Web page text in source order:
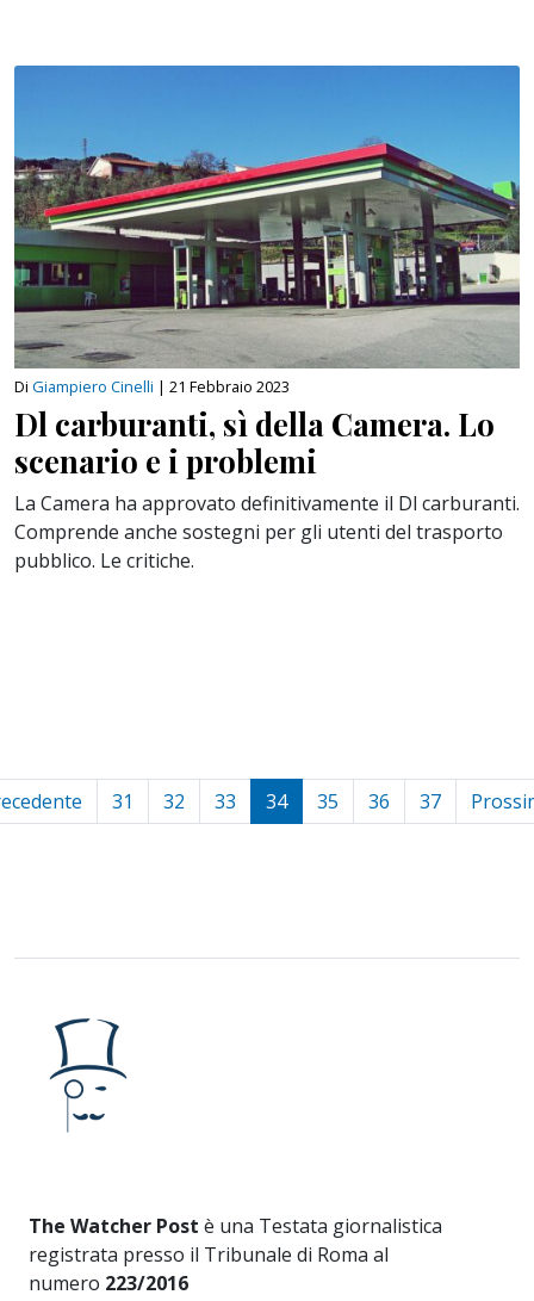
Di Giampiero Cinelli | 21 Febbraio 2023
Dl carburanti, sì della Camera. Lo
scenario e i problemi
La Camera ha approvato definitivamente il Dl carburanti.
Comprende anche sostegni per gli utenti del trasporto
pubblico. Le critiche.
31 32 33 34 35 36 37
The Watcher Post è una Testata giornalistica
registrata presso il Tribunale di Roma al
numero 223/2016